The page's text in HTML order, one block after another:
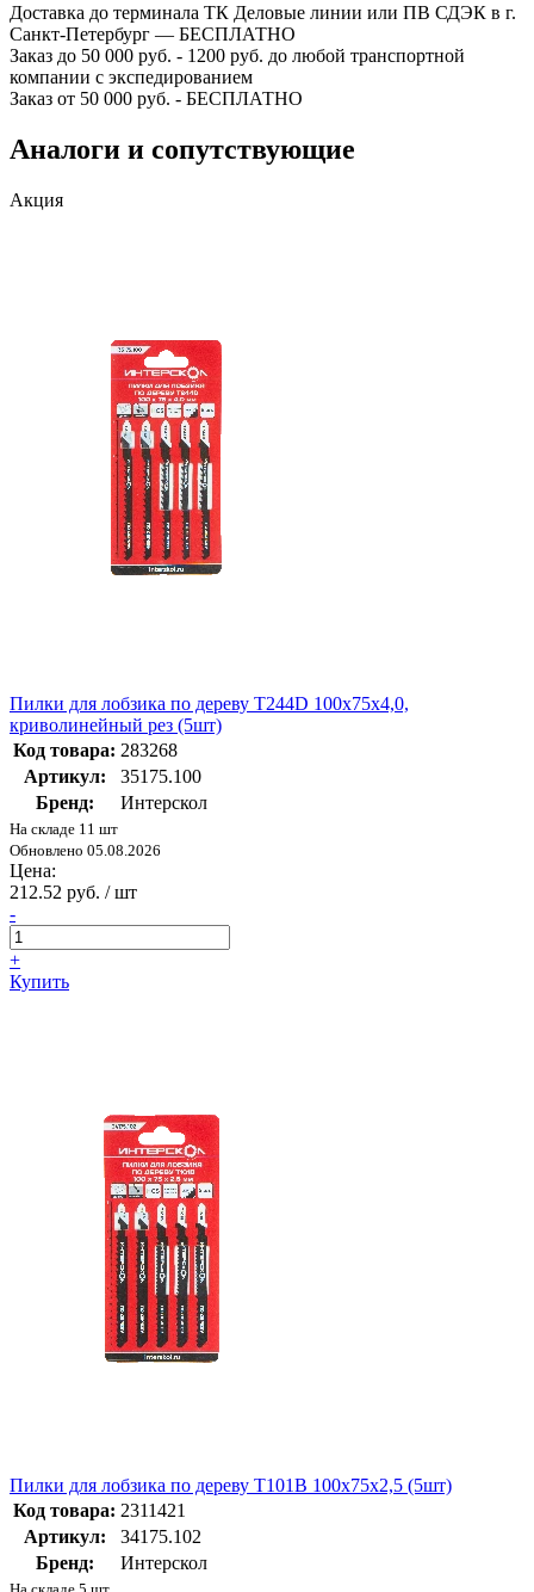
Доставка до терминала ТК Деловые линии или ПВ СДЭК в г.
Санкт-Петербург — БЕСПЛАТНО
Заказ до 50 000 руб. - 1200 руб. до любой транспортной
компании с экспедированием
Заказ от 50 000 руб. - БЕСПЛАТНО
Аналоги и сопутствующие
Акция
Пилки для лобзика по дереву T244D 100х75х4,0,
криволинейный рез (5шт)
Код товара: 283268
Артикул:
35175.100
Бренд:
Интерскол
На складе 11 шт
Обновлено 05.08.2026
Цена:
212.52 руб. / шт
-
+
Купить
Пилки для лобзика по дереву T101B 100х75х2,5 (5шт)
Код товара: 2311421
Артикул:
34175.102
Бренд:
Интерскол